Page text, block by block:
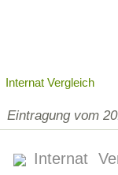
Internat Vergleich
Eintragung vom
Internat